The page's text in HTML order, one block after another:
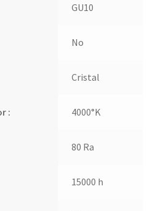
GU10
No
Cristal
: 4000°K
80 Ra
15000 h